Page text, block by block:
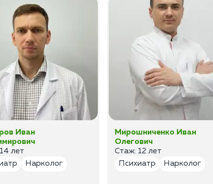
Иван
лет
Нарколог
Мирошниченко Иван
Олегович
Стаж: 12 лет
Психиатр
Нарколог